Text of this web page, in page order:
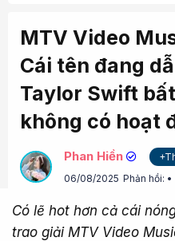
MTV Video
Cái tên đang
Taylor Swift
không có hoạt
Phan Hiền
06/08/2025 Phản hồi:
Có lẽ hot hơn cả cái
trao giải MTV Video